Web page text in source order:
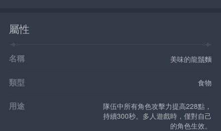
屬性
名稱 美味的龍鬚麵
類型 食物
用途
隊伍中所有角色攻擊力提高228點，
持續300秒。多人遊戲時，僅對自己
的角色生效。